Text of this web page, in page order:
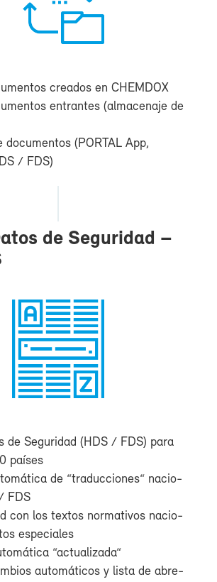
crea­dos en CHEM­DOX
en­tran­tes (al­ma­ce­na­je de
do­cu­men­tos (POR­TAL App,
/ FDS)
de Se­gu­ri­dad –
de Se­gu­ri­dad (HDS / FDS) pa­ra
paí­ses
de “tra­duc­cio­nes“ na­cio­
FDS
con los tex­tos nor­ma­ti­vos na­cio­
es­pe­cia­les
“ac­tua­li­za­da“
au­to­má­ti­cos y lis­ta de abre­